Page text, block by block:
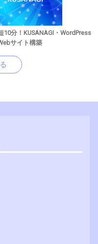
10分！KUSANAGI・WordPress
サイト構築